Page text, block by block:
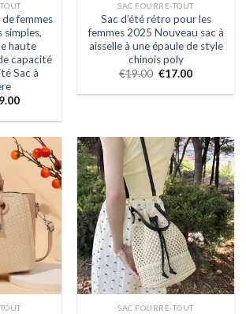
femmes
haute
capacité
Sac à
SAC FOURRE-TOUT
Sac d’été rétro pour les
femmes 2025 Nouveau sac à
aisselle à une épaule de style
chinois poly
€19.00 €17.00
SAC FOURRE-TOUT